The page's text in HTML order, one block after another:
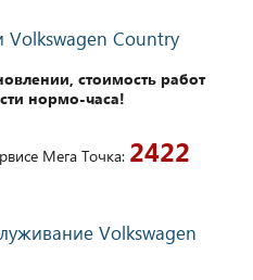
Country
стоимость работ
нормо-часа!
Мега Точка: 2422
Volkswagen